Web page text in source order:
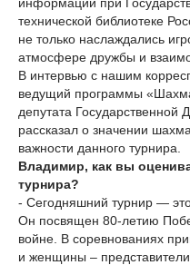
технической библиотеке
не только наслаждались
атмосфере дружбы и
В интервью с нашим
ведущий программы
депутата Государственной
рассказал о значении
важности данного турнира.
Владимир, как вы
турнира?
- Сегодняшний турнир —
Он посвящен 80-летию
войне. В соревнованиях
и женщины –